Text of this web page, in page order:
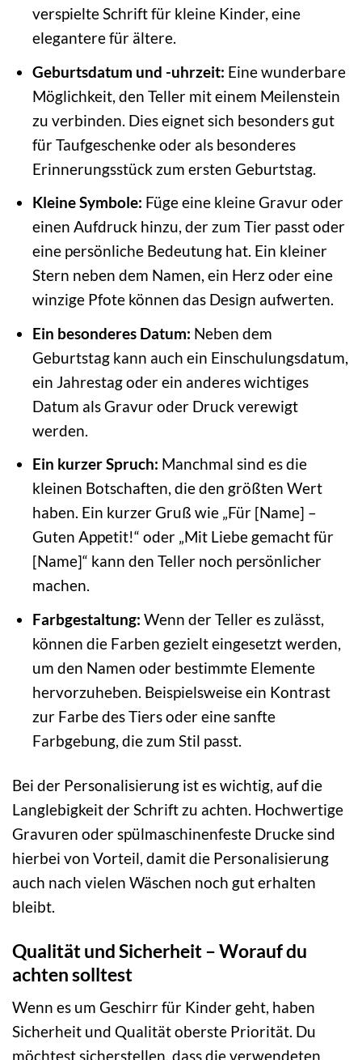
verspielte Schrift für kleine Kinder, eine
elegantere für ältere.
Geburtsdatum und -uhrzeit: Eine wunderbare
Möglichkeit, den Teller mit einem Meilenstein
zu verbinden. Dies eignet sich besonders gut
für Taufgeschenke oder als besonderes
Erinnerungsstück zum ersten Geburtstag.
Kleine Symbole: Füge eine kleine Gravur oder
einen Aufdruck hinzu, der zum Tier passt oder
eine persönliche Bedeutung hat. Ein kleiner
Stern neben dem Namen, ein Herz oder eine
winzige Pfote können das Design aufwerten.
Ein besonderes Datum: Neben dem
Geburtstag kann auch ein Einschulungsdatum,
ein Jahrestag oder ein anderes wichtiges
Datum als Gravur oder Druck verewigt
werden.
Ein kurzer Spruch: Manchmal sind es die
kleinen Botschaften, die den größten Wert
haben. Ein kurzer Gruß wie „Für [Name] –
Guten Appetit!“ oder „Mit Liebe gemacht für
[Name]“ kann den Teller noch persönlicher
machen.
Farbgestaltung: Wenn der Teller es zulässt,
können die Farben gezielt eingesetzt werden,
um den Namen oder bestimmte Elemente
hervorzuheben. Beispielsweise ein Kontrast
zur Farbe des Tiers oder eine sanfte
Farbgebung, die zum Stil passt.
Bei der Personalisierung ist es wichtig, auf die
Langlebigkeit der Schrift zu achten. Hochwertige
Gravuren oder spülmaschinenfeste Drucke sind
hierbei von Vorteil, damit die Personalisierung
auch nach vielen Wäschen noch gut erhalten
bleibt.
Qualität und Sicherheit – Worauf du
achten solltest
Wenn es um Geschirr für Kinder geht, haben
Sicherheit und Qualität oberste Priorität. Du
möchtest sicherstellen, dass die verwendeten